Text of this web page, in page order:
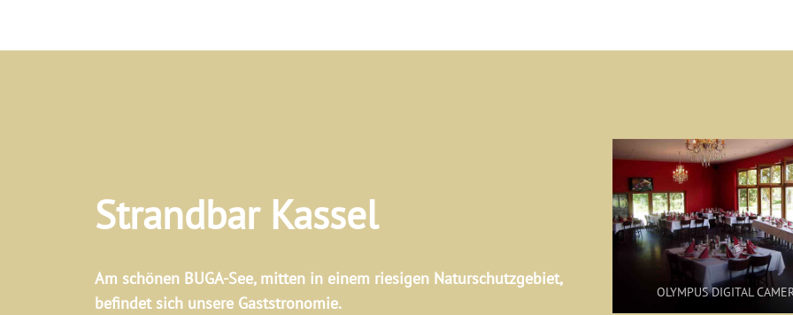
Strandbar Kassel
Am schönen BUGA-See, mitten in einem riesigen Naturschutzgebiet,
befindet sich unsere Gaststronomie.
OLYMPUS DIGITAL